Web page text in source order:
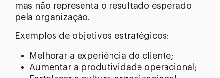
mas não representa o resultado esperado
pela organização.
Exemplos de objetivos estratégicos:
Melhorar a experiência do cliente;
Aumentar a produtividade operacional;